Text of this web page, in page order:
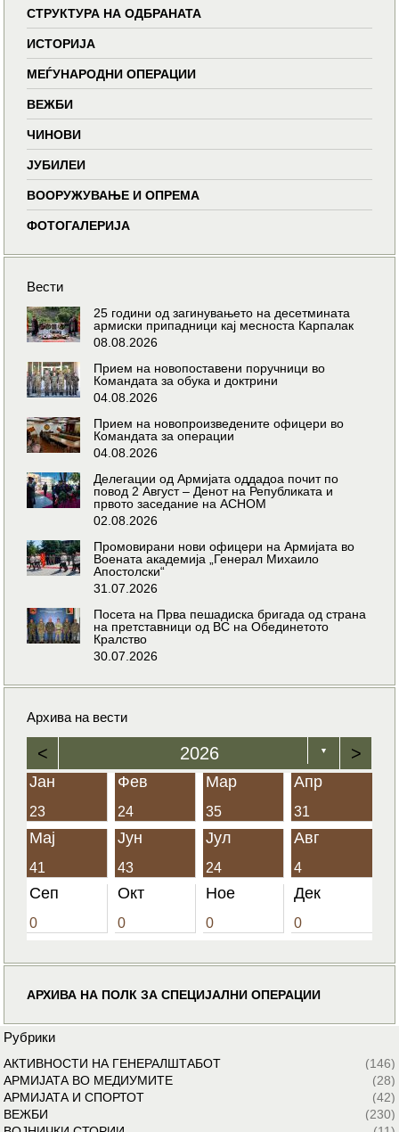
СТРУКТУРА НА ОДБРАНАТА
ИСТОРИЈА
МЕЃУНАРОДНИ ОПЕРАЦИИ
ВЕЖБИ
ЧИНОВИ
ЈУБИЛЕИ
ВООРУЖУВАЊЕ И ОПРЕМА
ФОТОГАЛЕРИЈА
Вести
25 години од загинувањето на десетмината
армиски припадници кај месноста Карпалак
08.08.2026
Прием на новопоставени поручници во
Командата за обука и доктрини
04.08.2026
Прием на новопроизведените офицери во
Командата за операции
04.08.2026
Делегации од Армијата оддадоа почит по
повод 2 Август – Денот на Републиката и
првото заседание на АСНОМ
02.08.2026
Промовирани нови офицери на Армијата во
Воената академија „Генерал Михаило
Апостолски“
31.07.2026
Посета на Прва пешадиска бригада од страна
на претставници од ВС на Обединетото
Кралство
30.07.2026
Архива на вести
< 2026 ▼ >
Јан
23
Фев
24
Мар
35
Апр
31
Мај
41
Јун
43
Јул
24
Авг
4
Сеп
0
Окт
0
Ное
0
Дек
0
АРХИВА НА ПОЛК ЗА СПЕЦИЈАЛНИ ОПЕРАЦИИ
Рубрики
АКТИВНОСТИ НА ГЕНЕРАЛШТАБОТ
(146)
АРМИЈАТА ВО МЕДИУМИТЕ
(28)
АРМИЈАТА И СПОРТОТ
(42)
ВЕЖБИ
(230)